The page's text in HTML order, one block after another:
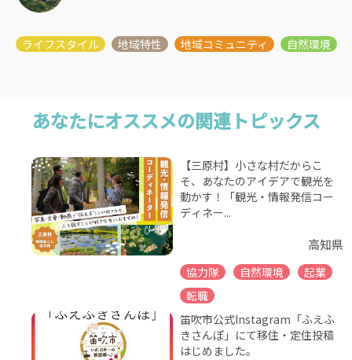
あなたにオススメの関連トピックス
【三原村】小さな村だからこ
そ、あなたのアイデアで観光を
動かす！「観光・情報発信コー
ディネー...
高知県
協力隊 自然環境
起業
転職
笛吹市公式Instagram「ふえふ
きさんぽ」にて移住・定住投稿
はじめました。